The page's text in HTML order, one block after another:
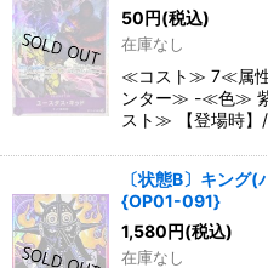
50円(税込)
在庫なし
≪コスト≫ 7≪属
ンター≫ -≪色≫
スト≫ 【登場時
〔状態B〕キング(
{OP01-091}
1,580円(税込)
在庫なし